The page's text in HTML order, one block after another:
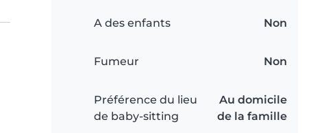
A des enfants Non
Fumeur Non
Préférence du lieu
de baby-sitting
Au domicile
de la famille